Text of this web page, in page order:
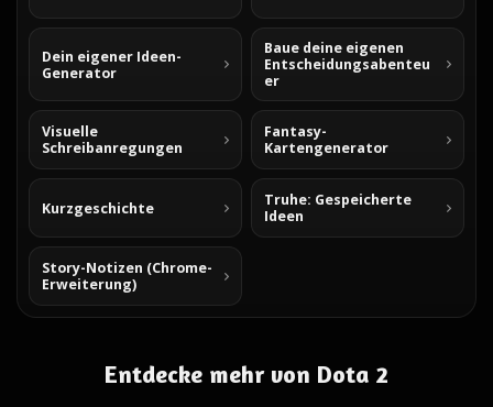
Dein eigener Ideen-
Generator
Baue deine eigenen
Entscheidungsabenteu
er
Visuelle
Schreibanregungen
Fantasy-
Kartengenerator
Kurzgeschichte
Truhe: Gespeicherte
Ideen
Story-Notizen (Chrome-
Erweiterung)
Entdecke mehr von Dota 2